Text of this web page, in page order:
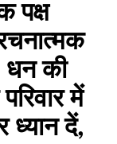
पक्ष
धन की
में
ध्यान दें,